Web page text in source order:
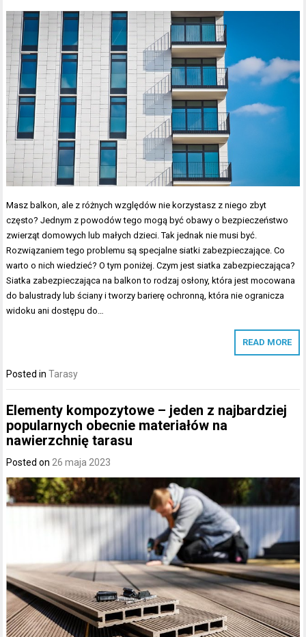
Masz balkon, ale z różnych względów nie korzystasz z niego zbyt
często? Jednym z powodów tego mogą być obawy o bezpieczeństwo
zwierząt domowych lub małych dzieci. Tak jednak nie musi być.
Rozwiązaniem tego problemu są specjalne siatki zabezpieczające. Co
warto o nich wiedzieć? O tym poniżej. Czym jest siatka zabezpieczająca?
Siatka zabezpieczająca na balkon to rodzaj osłony, która jest mocowana
do balustrady lub ściany i tworzy barierę ochronną, która nie ogranicza
widoku ani dostępu do…
READ MORE
Posted inTarasy
Elementy kompozytowe – jeden z najbardziej
popularnych obecnie materiałów na
nawierzchnię tarasu
Posted on26 maja 2023